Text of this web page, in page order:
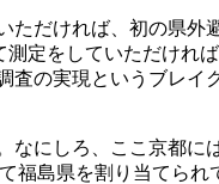
だければ、初の県外
定をしていただけれ
の実現というブレイ
にしろ、ここ京都に
福島県を割り当てら